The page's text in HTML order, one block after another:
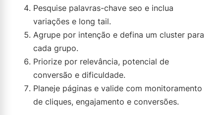
Pesquise palavras-chave seo e inclua
variações e long tail.
Agrupe por intenção e defina um cluster para
cada grupo.
Priorize por relevância, potencial de
conversão e dificuldade.
Planeje páginas e valide com monitoramento
de cliques, engajamento e conversões.